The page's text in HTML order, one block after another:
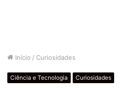
Início / Curiosidades
Ciência e Tecnologia Curiosidades